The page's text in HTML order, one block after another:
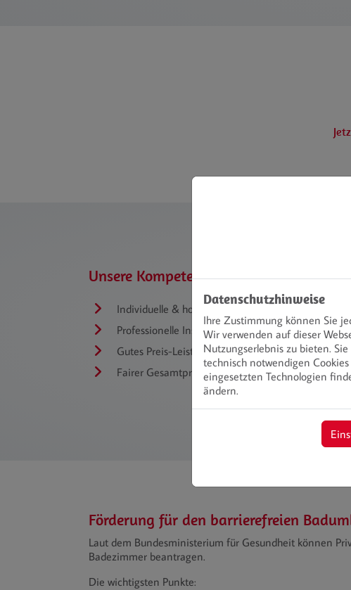
Unsere Kompetenzen
Individuelle & hochwertige Badplanung
Professionelle Installation
Gutes Preis-Leistungs-Verhältnis
Fairer Gesamtpreis
Förderung für den barrierefreien
Laut dem Bundesministerium für Gesundheit können
Badezimmer beantragen.
Die wichtigsten Punkte:
Datenschutzhinweise
Ihre Zustimmung können Sie
Wir verwenden auf dieser
Nutzungserlebnis zu bieten.
technisch notwendigen
eingesetzten Technologien
ändern.